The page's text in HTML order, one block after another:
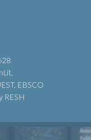
EBSCO
RESH